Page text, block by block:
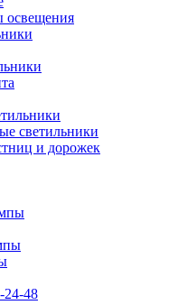
освещения
светильники
и дорожек
24-48